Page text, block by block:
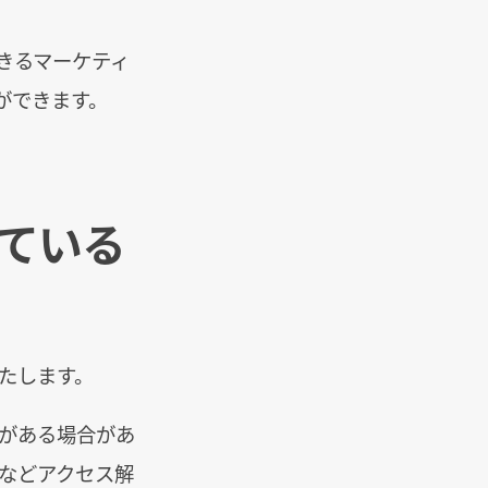
るマーケティ
きます。
いる
ます。
ある場合があ
どアクセス解